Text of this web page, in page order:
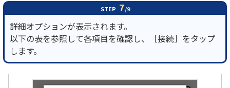
STEP 7/9
詳細オプションが表示されます。
以下の表を参照して各項目を確認し、［接続］をタップ
します。